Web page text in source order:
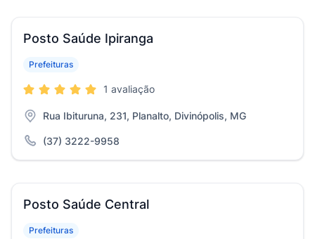
Posto Saúde Ipiranga
Prefeituras
1 avaliação
Rua Ibituruna, 231, Planalto, Divinópolis, MG
(37) 3222-9958
Posto Saúde Central
Prefeituras